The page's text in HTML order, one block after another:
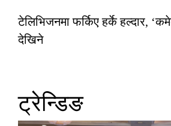
टेलिभिजनमा फर्किए हर्के हल्दार,
देखिने
ट्रेन्डिङ